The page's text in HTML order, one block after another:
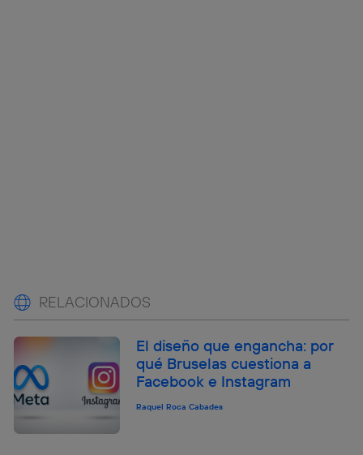
RELACIONADOS
El diseño que engancha: por
qué Bruselas cuestiona a
Facebook e Instagram
Raquel Roca Cabades